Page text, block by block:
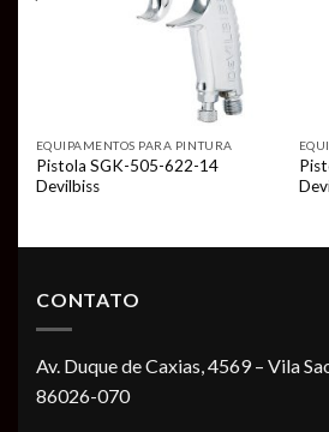
EQUIPAMENTOS PARA PINTURA
Pistola SGK-505-622-14
Devilbiss
CONTATO
Av. Duque de Caxias, 4569 – Vila
86026-070